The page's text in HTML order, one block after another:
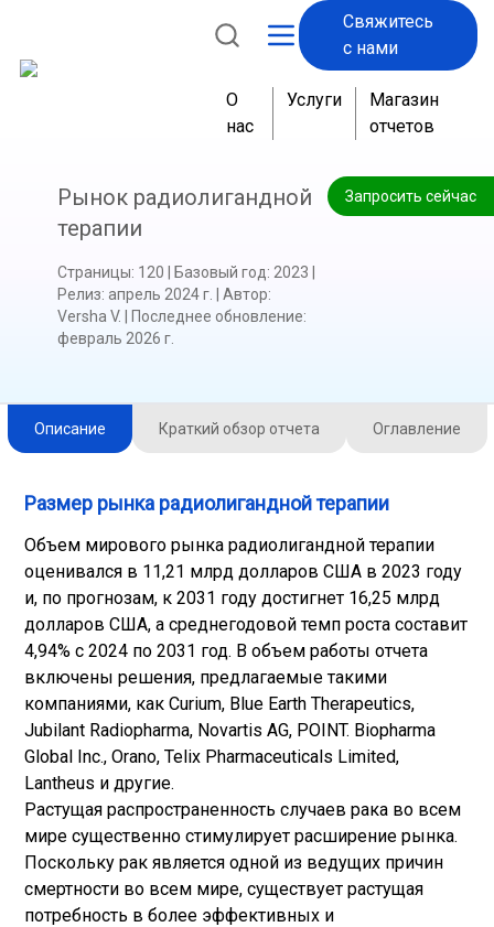
Свяжитесь
с нами
О
нас
Услуги
Магазин
отчетов
Запросить сейчас
Рынок радиолигандной
терапии
Страницы: 120 Базовый год: 2023
Релиз: апрель 2024 г. Автор:
Versha V.
Последнее обновление:
февраль 2026 г.
Описание Краткий обзор отчета Оглавление
Размер рынка радиолигандной терапии
Объем мирового рынка радиолигандной терапии
оценивался в 11,21 млрд долларов США в 2023 году
и, по прогнозам, к 2031 году достигнет 16,25 млрд
долларов США, а среднегодовой темп роста составит
4,94% с 2024 по 2031 год. В объем работы отчета
включены решения, предлагаемые такими
компаниями, как Curium, Blue Earth Therapeutics,
Jubilant Radiopharma, Novartis AG, POINT. Biopharma
Global Inc., Orano, Telix Pharmaceuticals Limited,
Lantheus и другие.
Растущая распространенность случаев рака во всем
мире существенно стимулирует расширение рынка.
Поскольку рак является одной из ведущих причин
смертности во всем мире, существует растущая
потребность в более эффективных и